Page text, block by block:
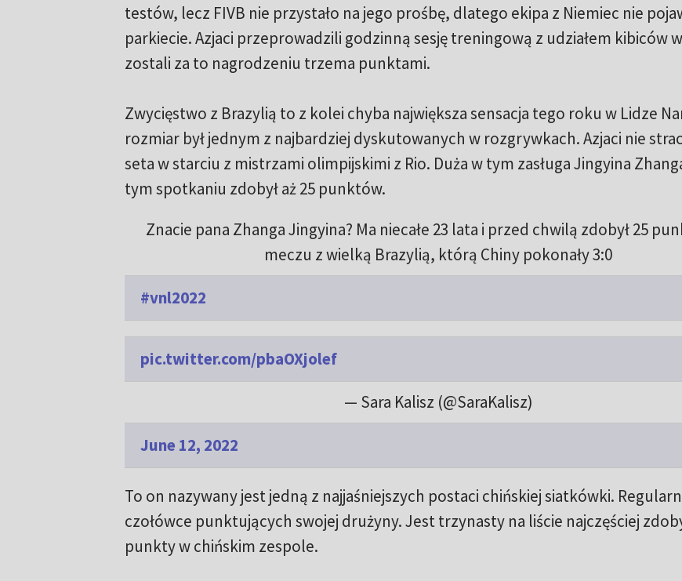
testów, lecz FIVB nie przystało na jego prośbę, dlatego ekipa z Niemiec nie
parkiecie. Azjaci przeprowadzili godzinną sesję treningową z udziałem kibiców
zostali za to nagrodzeniu trzema punktami.
Zwycięstwo z Brazylią to z kolei chyba największa sensacja tego roku w Lidze
rozmiar był jednym z najbardziej dyskutowanych w rozgrywkach. Azjaci nie
seta w starciu z mistrzami olimpijskimi z Rio. Duża w tym zasługa Jingyina
tym spotkaniu zdobył aż 25 punktów.
Znacie pana Zhanga Jingyina? Ma niecałe 23 lata i przed chwilą zdobył 25
meczu z wielką Brazylią, którą Chiny pokonały 3:0
#vnl2022
pic.twitter.com/pbaOXjolef
— Sara Kalisz (@SaraKalisz)
June 12, 2022
To on nazywany jest jedną z najjaśniejszych postaci chińskiej siatkówki.
czołówce punktujących swojej drużyny. Jest trzynasty na liście najczęściej
punkty w chińskim zespole.